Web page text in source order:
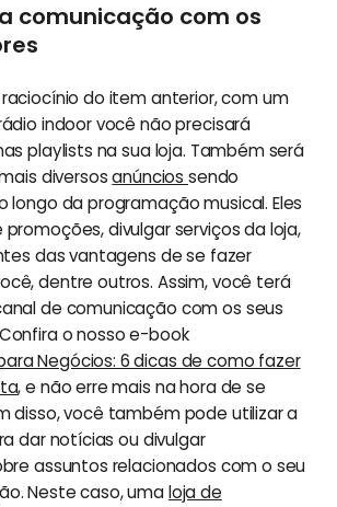
comunicação com os
do item anterior, com um
indoor você não precisará
playlists na sua loja. Também será
diversosanúncios sendo
longo da programação musical. Eles
divulgar serviços da loja,
das vantagens de se fazer
dentre outros. Assim, você terá
de comunicação com os seus
o nosso e-book
Negócios: 6 dicas de como fazer
, e não erre mais na hora de se
disso, você também pode utilizar a
dar notícias ou divulgar
assuntos relacionados com o seu
Neste caso, umaloja de